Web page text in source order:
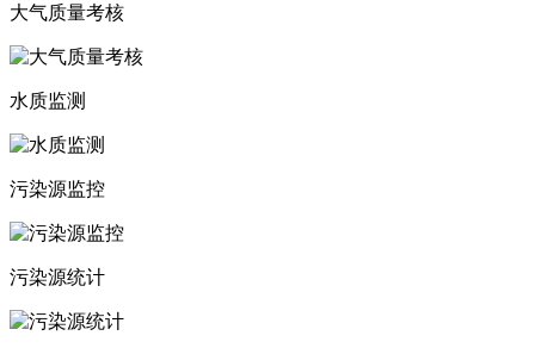
大气质量考核
水质监测
污染源监控
污染源统计